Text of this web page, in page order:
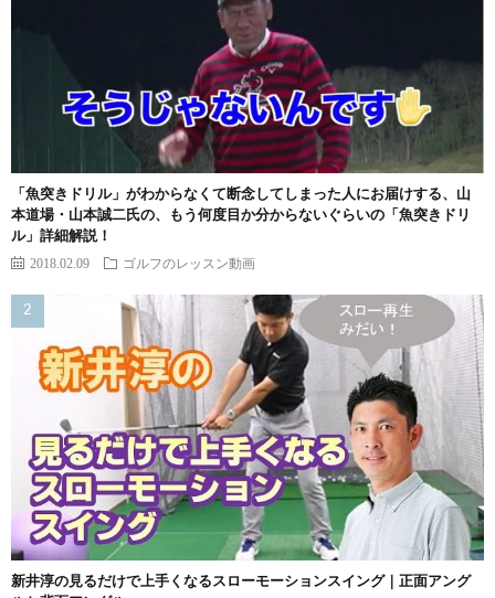
「魚突きドリル」がわからなくて断念してしまった人にお届けする、山
本道場・山本誠二氏の、もう何度目か分からないぐらいの「魚突きドリ
ル」詳細解説！
2018.02.09 ゴルフのレッスン動画
新井淳の見るだけで上手くなるスローモーションスイング｜正面アング